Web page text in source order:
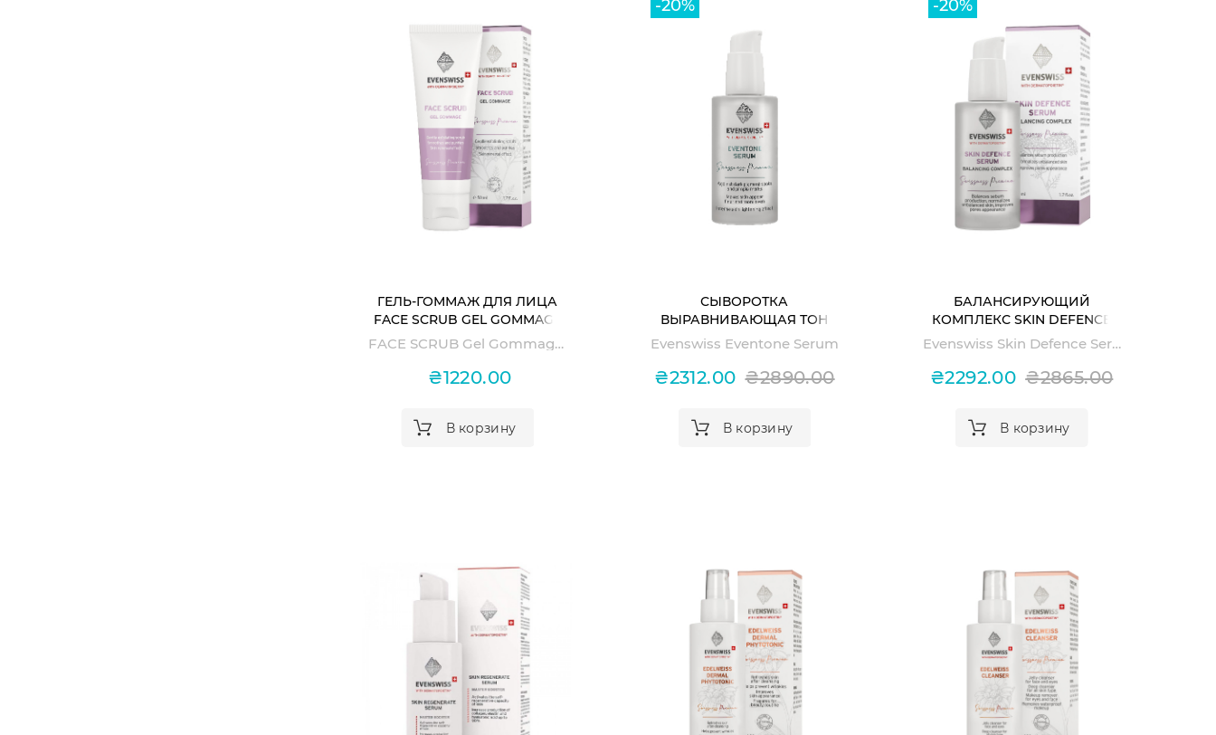
ГЕЛЬ-ГОММАЖ ДЛЯ ЛИЦА
FACE SCRUB GEL GOMMAGE
FACE SCRUB Gel Gommage EVENSWISS
₴1220.00
В корзину
-20%
СЫВОРОТКА
ВЫРАВНИВАЮЩАЯ ТОН
КОЖИ С НИАЦИНАМИДОМ
SERUM
Evenswiss Eventone Serum
₴2312.00 ₴2890.00
В корзину
-20%
БАЛАНСИРУЮЩИЙ
КОМПЛЕКС SKIN DEFENCE
SERUM
Evenswiss Skin Defence Serum
₴2292.00 ₴2865.00
В корзину